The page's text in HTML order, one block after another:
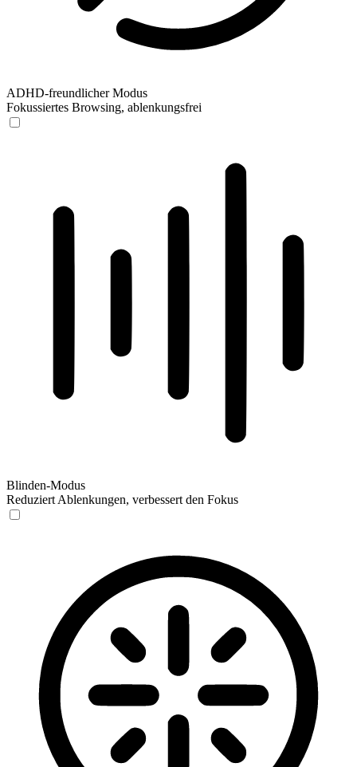
ADHD-freundlicher Modus
Fokussiertes Browsing, ablenkungsfrei
Blinden-Modus
Reduziert Ablenkungen, verbessert den Fokus